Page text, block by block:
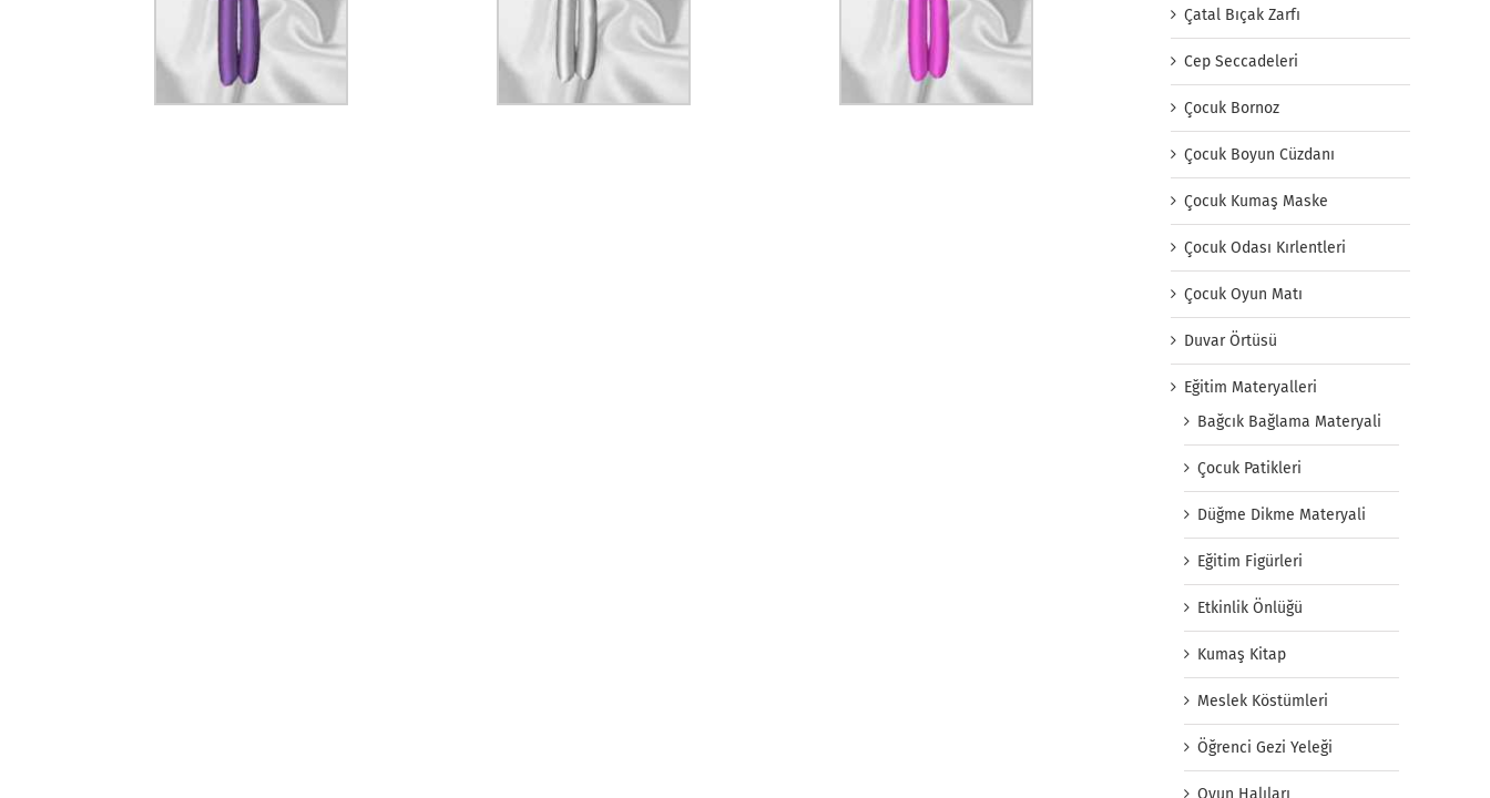
Çatal Bıçak Zarfı
Cep Seccadeleri
Çocuk Bornoz
Çocuk Boyun Cüzdanı
Çocuk Kumaş Maske
Çocuk Odası Kırlentleri
Çocuk Oyun Matı
Duvar Örtüsü
Eğitim Materyalleri
Bağcık Bağlama Materyali
Çocuk Patikleri
Düğme Dikme Materyali
Eğitim Figürleri
Etkinlik Önlüğü
Kumaş Kitap
Meslek Köstümleri
Öğrenci Gezi Yeleği